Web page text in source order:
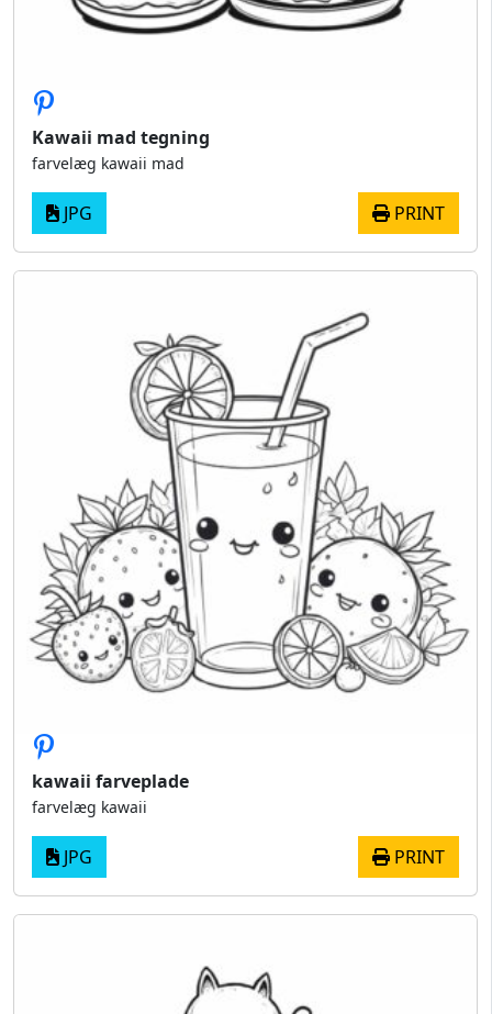
Kawaii mad tegning
farvelæg kawaii mad
JPG PRINT
kawaii farveplade
farvelæg kawaii
JPG PRINT